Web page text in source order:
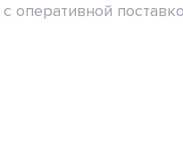
оперативной